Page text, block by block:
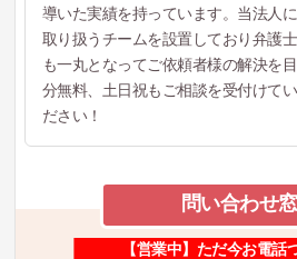
導いた実績を持っています。当法人
取り扱うチームを設置しており弁護
も一丸となってご依頼者様の解決を
分無料、土日祝もご相談を受付けて
ださい！
問い合わせ
【営業中】ただ今お電話